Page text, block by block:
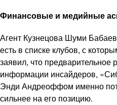
Финансовые и медийные
Агент Кузнецова Шуми
есть в списке клубов, с
заявил, что
информации инсайдеров,
Энди Андреоффом именно
сильнее на его позицию.